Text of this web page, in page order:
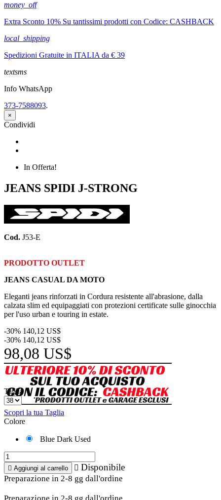
money_off
Extra Sconto 10% Su tantissimi prodotti con Codice: CASHBACK
local_shipping
Spedizioni Gratuite in ITALIA da € 39
textsms
Info WhatsApp
373-7588093.
×
Condividi
In Offerta!
JEANS SPIDI J-STRONG
Cod. J53-E
PRODOTTO OUTLET
JEANS CASUAL DA MOTO
Eleganti jeans rinforzati in Cordura resistente all'abrasione, dalla
calzata slim ed equipaggiati con protezioni certificate sulle ginocchia
per l'uso urban e touring in estate.
-30% 140,12 US$
-30% 140,12 US$
98,08 US$
Taglia
Scopri la tua Taglia
Colore
Blue Dark Used
 Aggiungi al carrello  Disponibile
Preparazione in 2-8 gg dall'ordine